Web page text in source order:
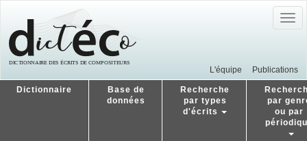
L'équipe Publications
Dictionnaire
Base de
données
Recherche
par types
d'écrits
par
ou par